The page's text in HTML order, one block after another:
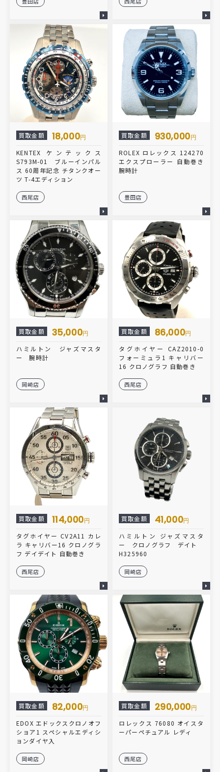
買取金額 18,000円
KENTEX ケンテックス
S793M-01 ブルーインパル
ス 60周年記念 チタンクオー
ツ T-4エディション
西尾店
買取金額 930,000円
ROLEX ロレックス 124270
エクスプローラー 自動巻き
腕時計
豊田店
買取金額 35,000円
ハミルトン ジャズマスタ
ー 腕時計
岡崎店
買取金額 86,000円
タグホイヤー CAZ2010-0
フォーミュラ1 キャリバー
16 クロノグラフ 自動巻き
西尾店
買取金額 114,000円
タグホイヤー CV2A11 カレ
ラ キャリバー16 クロノグラ
フ デイデイト 自動巻き
西尾店
買取金額 41,000円
ハミルトン ジャズマスタ
ー クロノグラフ デイト
H325960
岡崎店
買取金額 82,000円
EDOX エドックスクロノオフ
ショア1 スペシャルエディシ
ョンダイヤ入
岡崎店
買取金額 290,000円
ロレックス 76080 オイスタ
ーパーペチュアル レディ
西尾店